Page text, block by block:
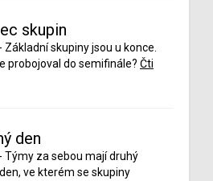
skupin
Základní skupiny jsou u konce.
probojoval do semifinále? Čti
den
Týmy za sebou mají druhý
ve kterém se skupiny